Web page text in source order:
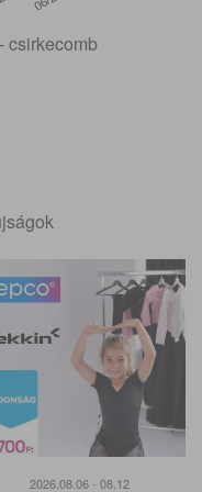
csirkecomb
2026.08.06 - 08.12